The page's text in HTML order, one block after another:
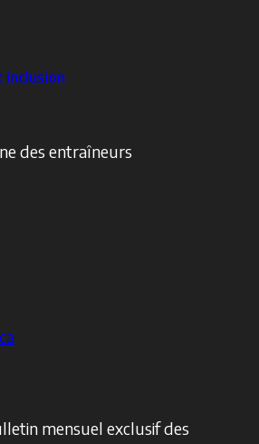
des entraîneurs
mensuel exclusif des